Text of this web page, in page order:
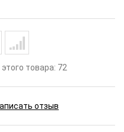
товара: 72
отзыв